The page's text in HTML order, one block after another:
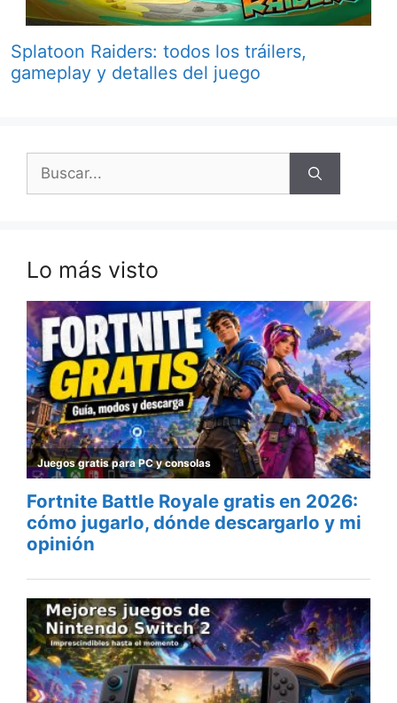
Splatoon Raiders: todos los tráilers,
gameplay y detalles del juego
Buscar:
Lo más visto